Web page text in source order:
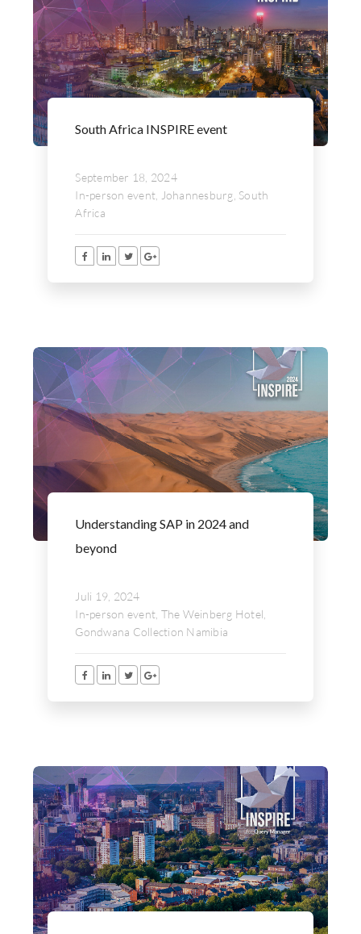
South Africa INSPIRE event
September 18, 2024
In-person event, Johannesburg, South
Africa
Understanding SAP in 2024 and
beyond
Juli 19, 2024
In-person event, The Weinberg Hotel,
Gondwana Collection Namibia